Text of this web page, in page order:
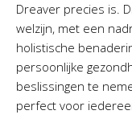
Dreaver precies is.
welzijn, met een
holistische
persoonlijke
beslissingen te
perfect voor